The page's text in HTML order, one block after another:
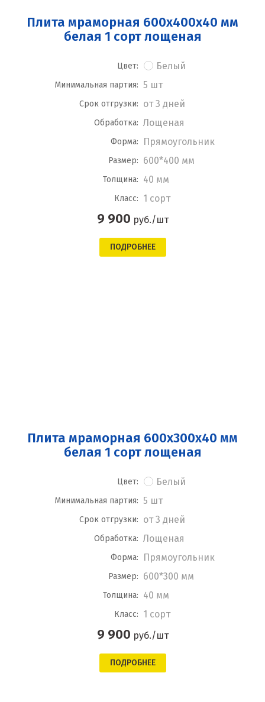
Плита мраморная 600x400x40 мм
белая 1 сорт лощеная
Цвет: Белый
Минимальная партия: 5 шт
Срок отгрузки: от 3 дней
Обработка: Лощеная
Форма: Прямоугольник
Размер: 600*400 мм
Толщина: 40 мм
Класс: 1 сорт
9 900 руб./шт
ПОДРОБНЕЕ
Плита мраморная 600x300x40 мм
белая 1 сорт лощеная
Цвет: Белый
Минимальная партия: 5 шт
Срок отгрузки: от 3 дней
Обработка: Лощеная
Форма: Прямоугольник
Размер: 600*300 мм
Толщина: 40 мм
Класс: 1 сорт
9 900 руб./шт
ПОДРОБНЕЕ